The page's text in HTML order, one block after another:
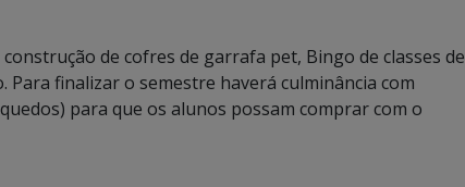
de cofres de garrafa pet, Bingo de classes de
Para finalizar o semestre haverá culminância com
para que os alunos possam comprar com o